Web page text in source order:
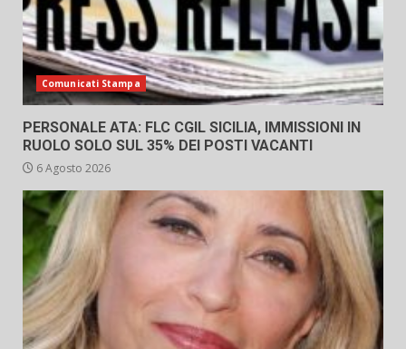
Comunicati Stampa
PERSONALE ATA: FLC CGIL SICILIA, IMMISSIONI IN
RUOLO SOLO SUL 35% DEI POSTI VACANTI
6 Agosto 2026